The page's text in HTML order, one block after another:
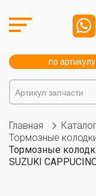
по артикулу
Главная
Тормозные
Тормозные
SUZUKI